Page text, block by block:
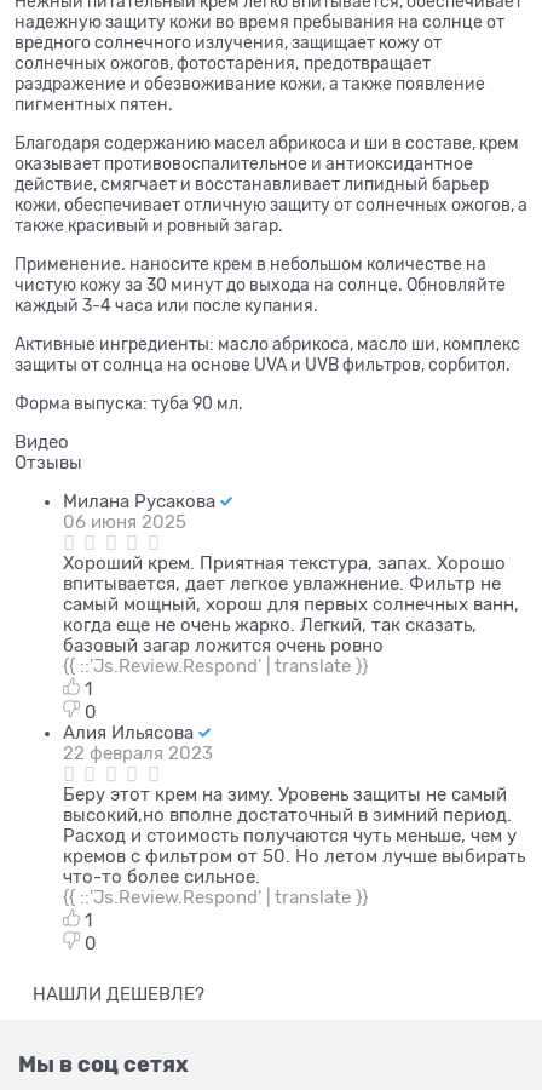
надежную защиту кожи во время пребывания на солнце от
вредного солнечного излучения, защищает кожу от
солнечных ожогов, фотостарения, предотвращает
раздражение и обезвоживание кожи, а также появление
пигментных пятен.
Благодаря содержанию масел абрикоса и ши в составе, крем
оказывает противовоспалительное и антиоксидантное
действие, смягчает и восстанавливает липидный барьер
кожи,обеспечивает отличную защиту от солнечных ожогов, а
также красивый и ровный загар.
Применение. наносите крем в небольшом количестве на
чистую кожу за 30 минут до выхода на солнце. Обновляйте
каждый 3-4 часа или после купания.
Активные ингредиенты: масло абрикоса, масло ши, комплекс
защиты от солнца на основе UVA и UVB фильтров, сорбитол.
Форма выпуска: туба 90 мл.
Видео
Отзывы
Милана Русакова
06 июня 2025
Хороший крем. Приятная текстура, запах. Хорошо
впитывается, дает легкое увлажнение. Фильтр не
самый мощный, хорош для первых солнечных ванн,
когда еще не очень жарко. Легкий, так сказать,
базовый загар ложится очень ровно
{{ ::'Js.Review.Respond' | translate }}
1
0
Алия Ильясова
22 февраля 2023
Беру этот крем на зиму. Уровень защиты не самый
высокий,но вполне достаточный в зимний период.
Расход и стоимость получаются чуть меньше, чем у
кремов с фильтром от 50. Но летом лучше выбирать
что-то более сильное.
{{ ::'Js.Review.Respond' | translate }}
1
0
НАШЛИ ДЕШЕВЛЕ?
Мы в соц сетях